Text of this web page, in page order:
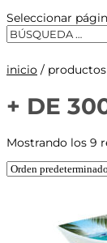
Seleccionar
inicio /
+ DE
Mostrando los 9